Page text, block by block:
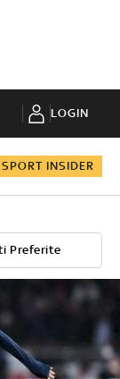
LOGIN
INSIDER
Preferite